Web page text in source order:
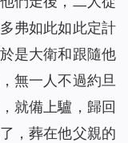
弗如此如此定計
是大衛和跟隨他
無一人不過約旦
就備上驢，歸回
，葬在他父親的